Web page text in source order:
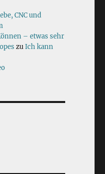
CNC und
– etwas sehr
zuIch kann